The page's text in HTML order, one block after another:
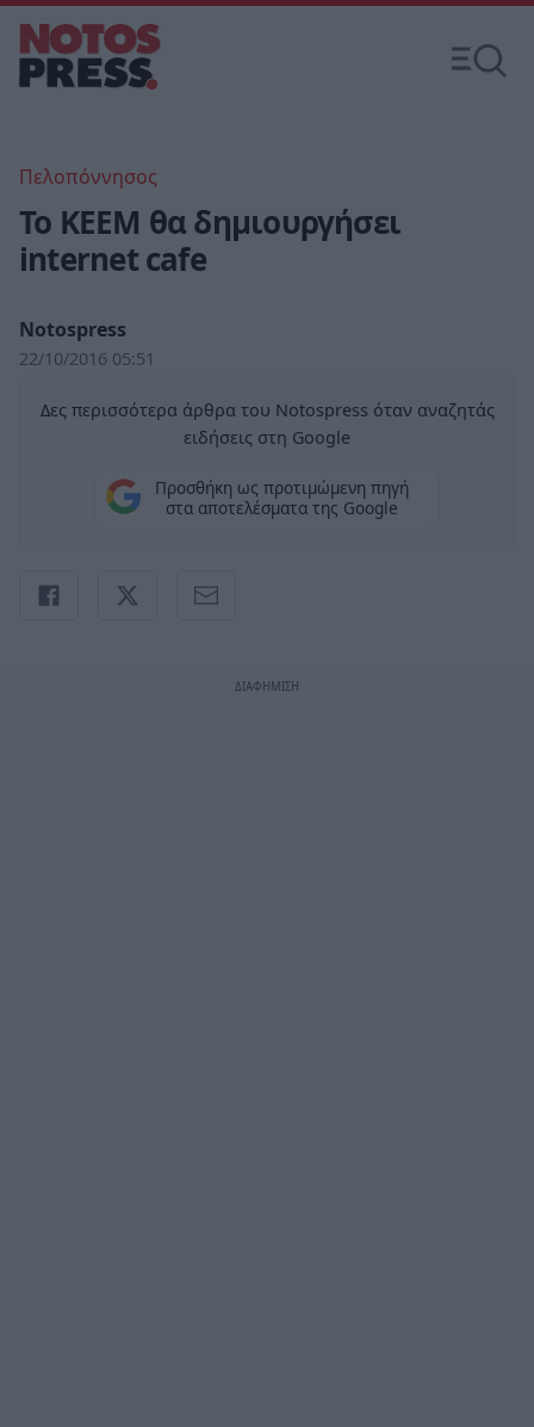
Πελοπόννησος
To ΚΕΕΜ θα δημιουργήσει
internet cafe
Notospress
22/10/2016 05:51
Δες περισσότερα άρθρα του Notospress όταν αναζητάς
ειδήσεις στη Google
Προσθήκη ως προτιμώμενη πηγή
στα αποτελέσματα της Google